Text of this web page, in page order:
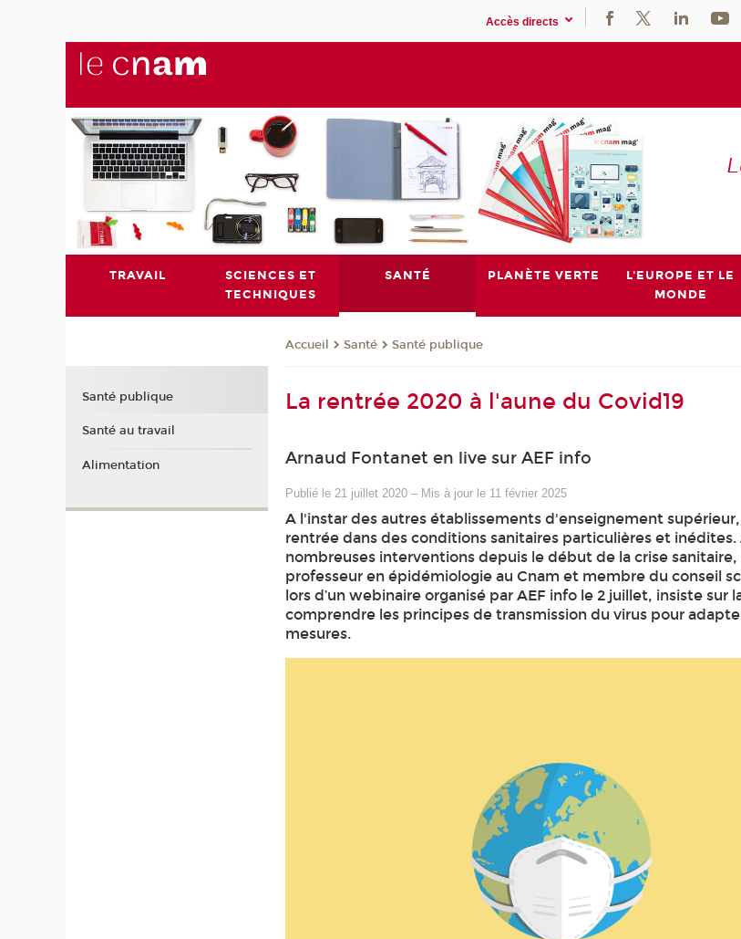
Accès directs
TRAVAIL
SCIENCES ET
TECHNIQUES
SANTÉ PLANÈTE VERTE
L'EUROPE ET LE
MONDE
Accueil Santé Santé publique
La rentrée 2020 à l'aune du Covid19
Arnaud Fontanet en live sur AEF info
Publié le 21 juillet 2020 – Mis à jour le 11 février 2025
A l'instar des autres établissements d'enseignement
rentrée dans des conditions sanitaires particulières et
nombreuses interventions depuis le début de la crise
professeur en épidémiologie au Cnam et membre du conseil
lors d’un webinaire organisé par AEF info le 2 juillet, insiste sur
comprendre les principes de transmission du virus pour
mesures.
Santé publique
Santé au travail
Alimentation